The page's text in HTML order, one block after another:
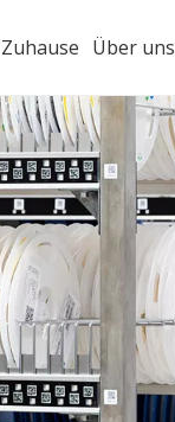
Zuhause Über uns